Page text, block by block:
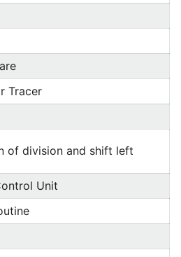
Tracer
of division and shift left
Unit